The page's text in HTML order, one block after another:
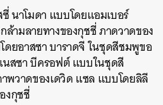
นาโมดา แบบโดยแอมเบอร์
ล้ามลายทางของกุชชี่ ภาดวาดของ
ยอาสซา บาราดจี ในชุดสีชมพูขอ
นสซา บีครอฟต์ แบบในชุดสี
พวาดของเดวิด แซล แบบโดยลิลี
งกุชชี่
LINE EMAIL